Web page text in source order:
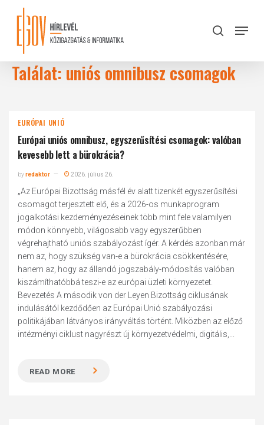
content
search
Menu
Találat: uniós omnibusz csomagok
EURÓPAI UNIÓ
Európai uniós omnibusz, egyszerűsítési csomagok: valóban
kevesebb lett a bürokrácia?
byredaktor 2026. július 26.
„Az Európai Bizottság másfél év alatt tizenkét egyszerűsítési
csomagot terjesztett elő, és a 2026-os munkaprogram
jogalkotási kezdeményezéseinek több mint fele valamilyen
módon könnyebb, világosabb vagy egyszerűbben
végrehajtható uniós szabályozást ígér. A kérdés azonban már
nem az, hogy szükség van-e a bürokrácia csökkentésére,
hanem az, hogy az állandó jogszabály-módosítás valóban
kiszámíthatóbbá teszi-e az európai üzleti környezetet.
Bevezetés A második von der Leyen Bizottság ciklusának
indulásától kezdődően az Európai Unió szabályozási
politikájában látványos irányváltás történt. Miközben az előző
intézményi ciklust nagyrészt új környezetvédelmi, digitális,...
READ MORE
Close